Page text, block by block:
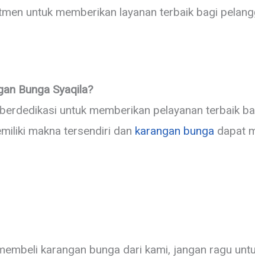
untuk memberikan layanan terbaik bagi
Bunga Syaqila?
untuk memberikan pelayanan terbaik
makna tersendiri dan karangan bunga dapat
karangan bunga dari kami, jangan ragu